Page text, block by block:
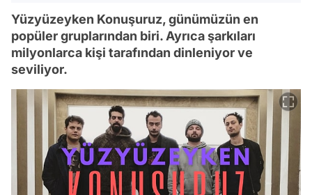
Yüzyüzeyken Konuşuruz, günümüzün en
popüler gruplarından biri. Ayrıca şarkıları
milyonlarca kişi tarafından dinleniyor ve
seviliyor.